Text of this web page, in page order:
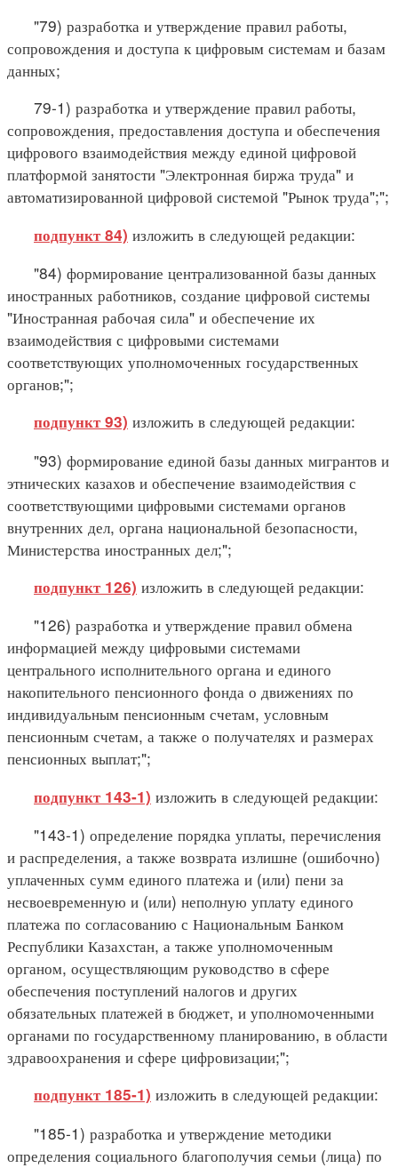
"79) разработка и утверждение правил работы,
сопровождения и доступа к цифровым системам и базам
данных;
79-1) разработка и утверждение правил работы,
сопровождения, предоставления доступа и обеспечения
цифрового взаимодействия между единой цифровой
платформой занятости "Электронная биржа труда" и
автоматизированной цифровой системой "Рынок труда";";
подпункт 84) изложить в следующей редакции:
"84) формирование централизованной базы данных
иностранных работников, создание цифровой системы
"Иностранная рабочая сила" и обеспечение их
взаимодействия с цифровыми системами
соответствующих уполномоченных государственных
органов;";
подпункт 93) изложить в следующей редакции:
"93) формирование единой базы данных мигрантов и
этнических казахов и обеспечение взаимодействия с
соответствующими цифровыми системами органов
внутренних дел, органа национальной безопасности,
Министерства иностранных дел;";
подпункт 126) изложить в следующей редакции:
"126) разработка и утверждение правил обмена
информацией между цифровыми системами
центрального исполнительного органа и единого
накопительного пенсионного фонда о движениях по
индивидуальным пенсионным счетам, условным
пенсионным счетам, а также о получателях и размерах
пенсионных выплат;";
подпункт 143-1) изложить в следующей редакции:
"143-1) определение порядка уплаты, перечисления
и распределения, а также возврата излишне (ошибочно)
уплаченных сумм единого платежа и (или) пени за
несвоевременную и (или) неполную уплату единого
платежа по согласованию с Национальным Банком
Республики Казахстан, а также уполномоченным
органом, осуществляющим руководство в сфере
обеспечения поступлений налогов и других
обязательных платежей в бюджет, и уполномоченными
органами по государственному планированию, в области
здравоохранения и сфере цифровизации;";
подпункт 185-1) изложить в следующей редакции:
"185-1) разработка и утверждение методики
определения социального благополучия семьи (лица) по